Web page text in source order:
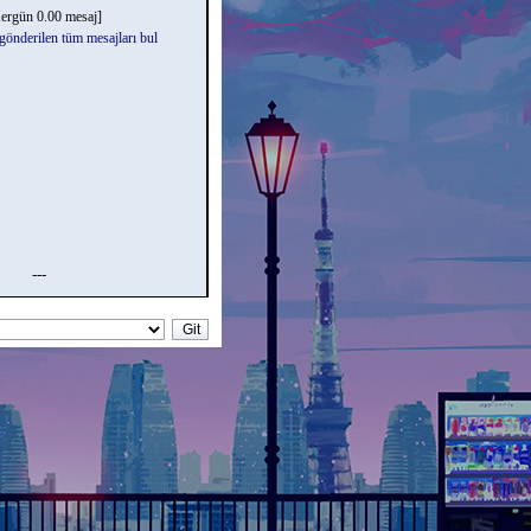
0.00 mesaj]
tüm mesajları bul
---